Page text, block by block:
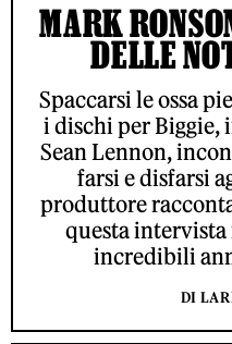
MARK
DELLE
Spaccarsi le ossa
i dischi per Biggie,
Sean Lennon,
farsi e disfarsi
produttore
questa
incredibili
DI